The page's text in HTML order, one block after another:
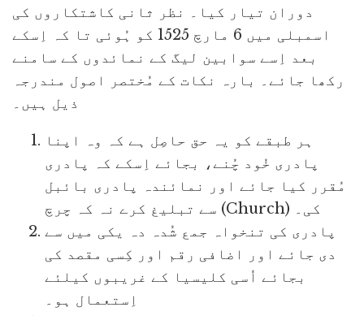
دوران تیار کیا۔ نظر ثانی کاشتکاروں کی
اسمبلی میں 6 مارچ 1525 کو ہُوئی تا کہ اِسکے
بعد اِسے سوابین لیگ کے نمائدوں کے سامنے
رکھا جائے۔ بارہ نکات کے مُختصر اصول مندرجہ
ذیل ہیں۔
ہر طبقے کو یہ حق حاصِل ہے کہ وہ اپنا
پادری خُود چُنے، بجائے اِسکے کہ پادری
مُقرر کیا جائے اور نمائندہ پادری بائبل
سے تبلیغ کرے نہ کہ چرچ (Church) کی۔
پادری کی تنخواہ جمع شُدہ دہ یکی میں سے
دی جائے اور اضافی رقم اور کِسی مقصد کی
بجائے اُسی کلیسیا کے غریبوں کیلئے
اِستعمال ہو۔